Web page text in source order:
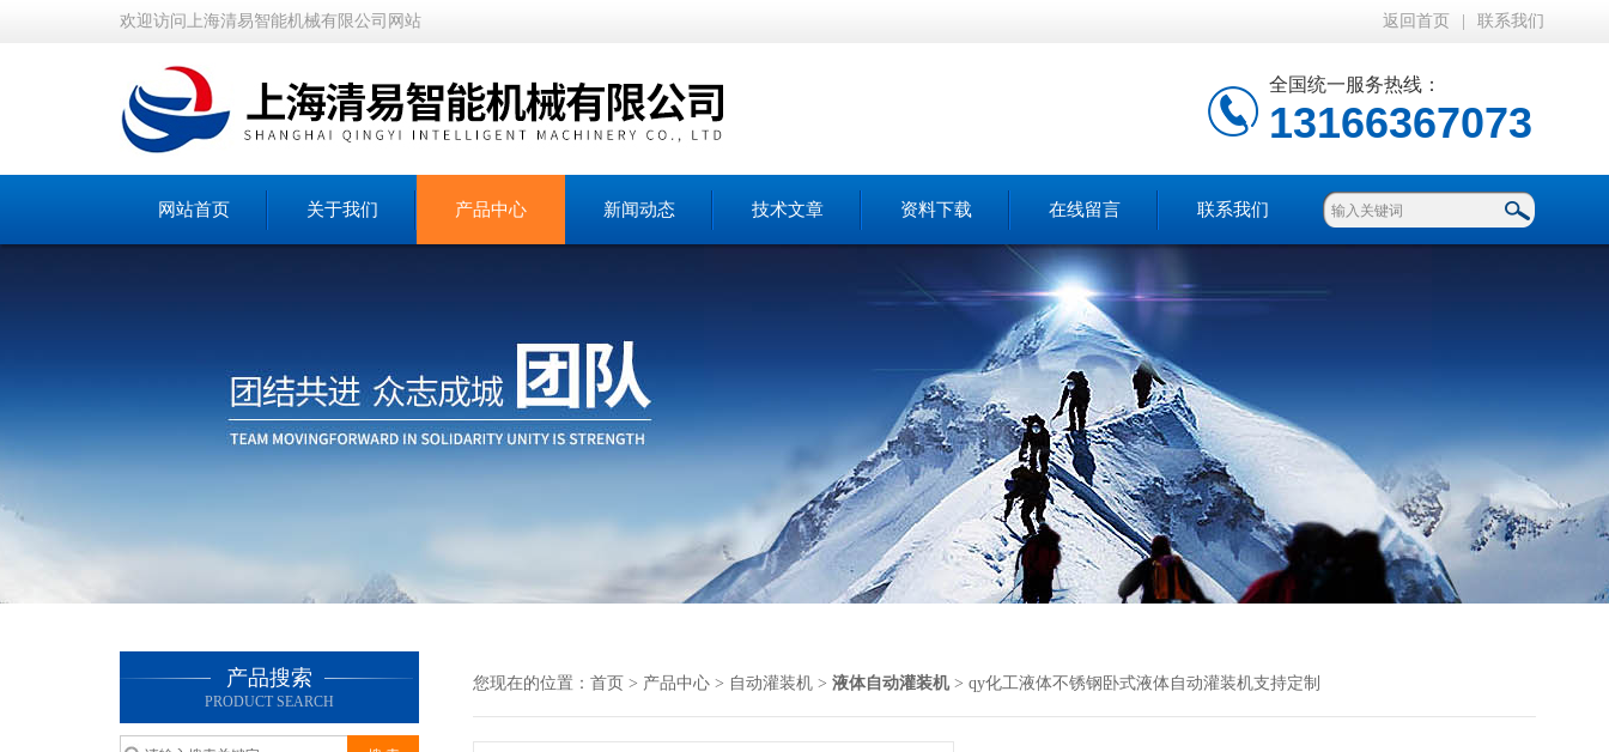
欢迎访问上海清易智能机械有限公司网站 返回首页 联系我们
全国统一服务热线：
13166367073
网站首页 关于我们 产品中心 新闻动态 技术文章 资料下载 在线留言 联系我们
产品搜索
PRODUCT SEARCH
您现在的位置： 首页 > 产品中心 > 自动灌装机 > 液体自动灌装机> qy化工液体不锈钢卧式液体自动灌装机支持定制